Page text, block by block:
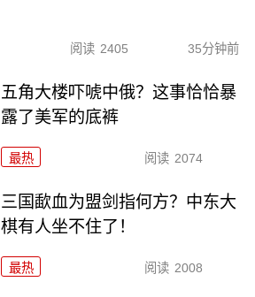
阅读 2405 35分钟前
五角大楼吓唬中俄？这事恰恰暴
露了美军的底裤
最热 阅读 2074
三国歃血为盟剑指何方？中东大
棋有人坐不住了！
最热 阅读 2008